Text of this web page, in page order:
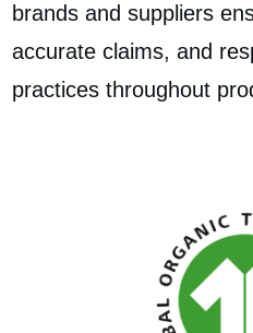
brands and suppliers
accurate claims, and
practices throughout